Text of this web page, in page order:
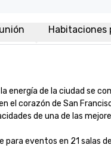
Habitaciones
energía de la ciudad se
el corazón de San
de una de las
eventos en 21 salas